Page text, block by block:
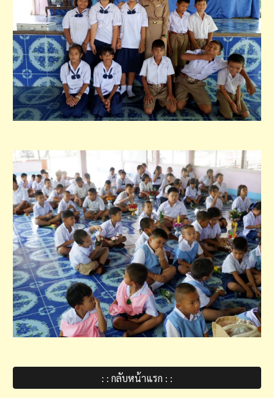
: : กลับหน้าแรก : :